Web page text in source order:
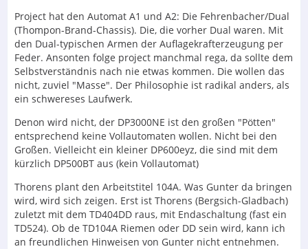
Project hat den Automat A1 und A2: Die Fehrenbacher/Dual
(Thompon-Brand-Chassis). Die, die vorher Dual waren. Mit
den Dual-typischen Armen der Auflagekrafterzeugung per
Feder. Ansonten folge project manchmal rega, da sollte dem
Selbstverständnis nach nie etwas kommen. Die wollen das
nicht, zuviel "Masse". Der Philosophie ist radikal anders, als
ein schwereses Laufwerk.
Denon wird nicht, der DP3000NE ist den großen "Pötten"
entsprechend keine Vollautomaten wollen. Nicht bei den
Großen. Vielleicht ein kleiner DP600eyz, die sind mit dem
kürzlich DP500BT aus (kein Vollautomat)
Thorens plant den Arbeitstitel 104A. Was Gunter da bringen
wird, wird sich zeigen. Erst ist Thorens (Bergsich-Gladbach)
zuletzt mit dem TD404DD raus, mit Endaschaltung (fast ein
TD524). Ob de TD104A Riemen oder DD sein wird, kann ich
an freundlichen Hinweisen von Gunter nicht entnehmen.